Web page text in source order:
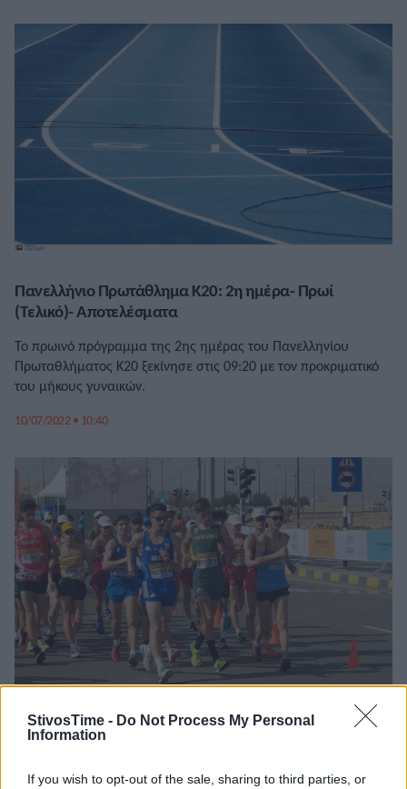
StivosTime - Do Not Process My Personal
Information
If you wish to opt-out of the sale, sharing to third parties, or
Πανελλήνιο Πρωτάθλημα Κ20: 2η ημέρα- Πρωί
(Τελικό)- Αποτελέσματα
Το πρωινό πρόγραμμα της 2ης ημέρας του Πανελληνίου
Πρωταθλήματος Κ20 ξεκίνησε στις 09:20 με τον προκριματικό
του μήκους γυναικών.
10/07/2022 • 10:40
Πανελλήνιο Πρωτάθλημα Κ20: Παπαστεργίου, Μπαχός
και Αντωνοπούλου πέτυχαν τα όρια στα 10.000μ.